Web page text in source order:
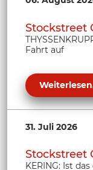
Stockstreet
Fahrt auf
31. Juli 2026
Stockstreet
KERING: Ist